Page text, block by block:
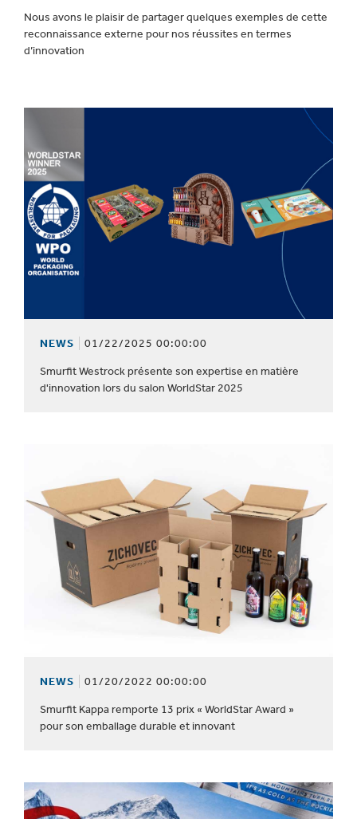
Nous avons le plaisir de partager quelques exemples de cette
reconnaissance externe pour nos réussites en termes
d’innovation
NEWS 01/22/2025 00:00:00
Smurfit Westrock présente son expertise en matière
d'innovation lors du salon WorldStar 2025
NEWS 01/20/2022 00:00:00
Smurfit Kappa remporte 13 prix « WorldStar Award »
pour son emballage durable et innovant